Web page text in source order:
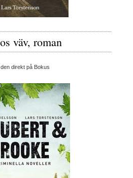
väv, roman
den direkt på Bokus